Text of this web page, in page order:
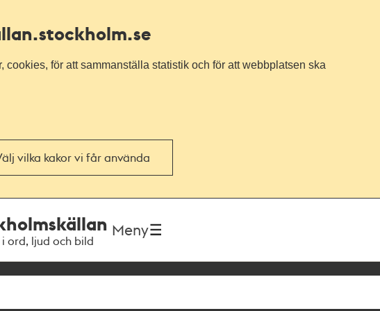
.stockholm.se
för att sammanställa statistik och för att webbplatsen ska
vilka kakor vi får använda
ord, ljud och bild
Meny